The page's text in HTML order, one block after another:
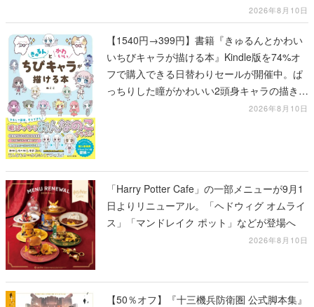
2026年8月10日
【1540円→399円】書籍『きゅるんとかわい
いちびキャラが描ける本』Kindle版を74%オ
フで購入できる日替わりセールが開催中。ぱ
っちりした瞳がかわいい2頭身キャラの描き方
2026年8月10日
「Harry Potter Cafe」の一部メニューが9月1
日よりリニューアル。「ヘドウィグ オムライ
ス」「マンドレイク ポット」などが登場へ
2026年8月10日
【50％オフ】『十三機兵防衛圏 公式脚本集』